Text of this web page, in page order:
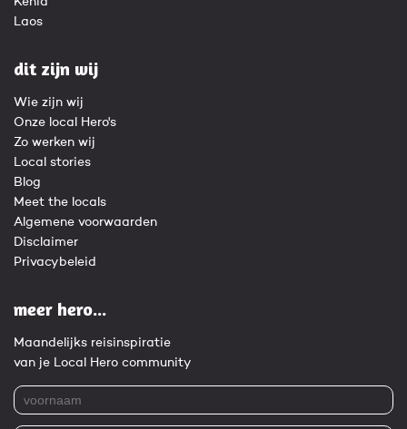
Laos
dit zijn wij
Wie zijn wij
Onze local Hero's
Zo werken wij
Local stories
Blog
Meet the locals
Algemene voorwaarden
Disclaimer
Privacybeleid
meer hero...
Maandelijks reisinspiratie
van je Local Hero community